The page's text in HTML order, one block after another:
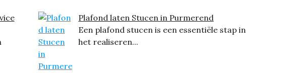
Plafond laten Stucen in Purmerend
Een plafond stucen is een essentiële stap in
het realiseren...